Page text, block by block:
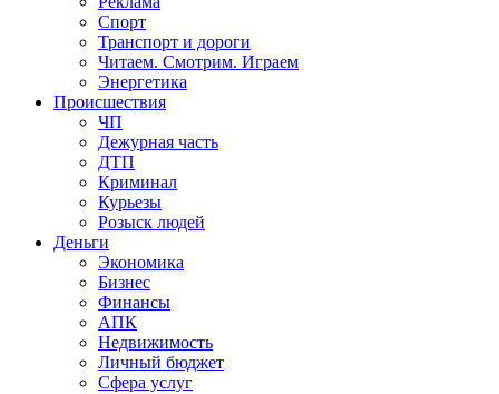
Спорт
Транспорт и дороги
Читаем. Смотрим. Играем
Энергетика
Происшествия
ЧП
Дежурная часть
ДТП
Криминал
Курьезы
Розыск людей
Деньги
Экономика
Бизнес
Финансы
АПК
Недвижимость
Личный бюджет
Сфера услуг